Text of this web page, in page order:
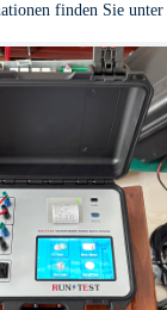
finden Sie unter